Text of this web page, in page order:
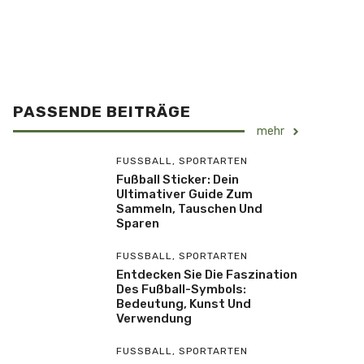
PASSENDE BEITRÄGE
mehr
FUSSBALL , SPORTARTEN
Fußball Sticker: Dein
Ultimativer Guide Zum
Sammeln, Tauschen Und
Sparen
FUSSBALL , SPORTARTEN
Entdecken Sie Die Faszination
Des Fußball-Symbols:
Bedeutung, Kunst Und
Verwendung
FUSSBALL , SPORTARTEN